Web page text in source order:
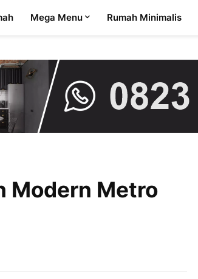
Mega Menu Rumah Minimalis
Modern Metro